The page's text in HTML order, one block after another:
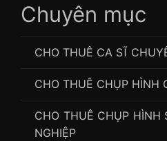
Chuyên mục
CHO THUÊ CA SĨ
CHO THUÊ CHỤP HÌNH
CHO THUÊ CHỤP HÌNH
NGHIỆP